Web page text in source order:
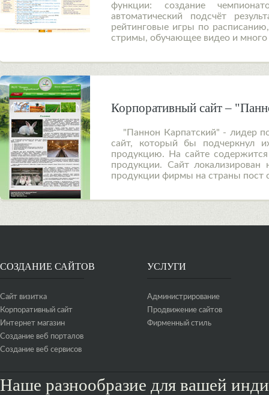
функции: создание
автоматический подсчёт
рейтинговые игры по
стримы, обучающее видео и много
Корпоративный сайт –
"Паннон Карпатский" - лидер
сайт, который бы подчеркнул
продукцию. На сайте
продукции. Сайт
продукции фирмы на страны пост
СОЗДАНИЕ САЙТОВ
Сайт визитка
Корпоративный сайт
Интернет магазин
Создание веб порталов
Создание веб сервисов
УСЛУГИ
Администрирование
Продвижение сайтов
Фирменный стиль
Наше разнообразие для вашей